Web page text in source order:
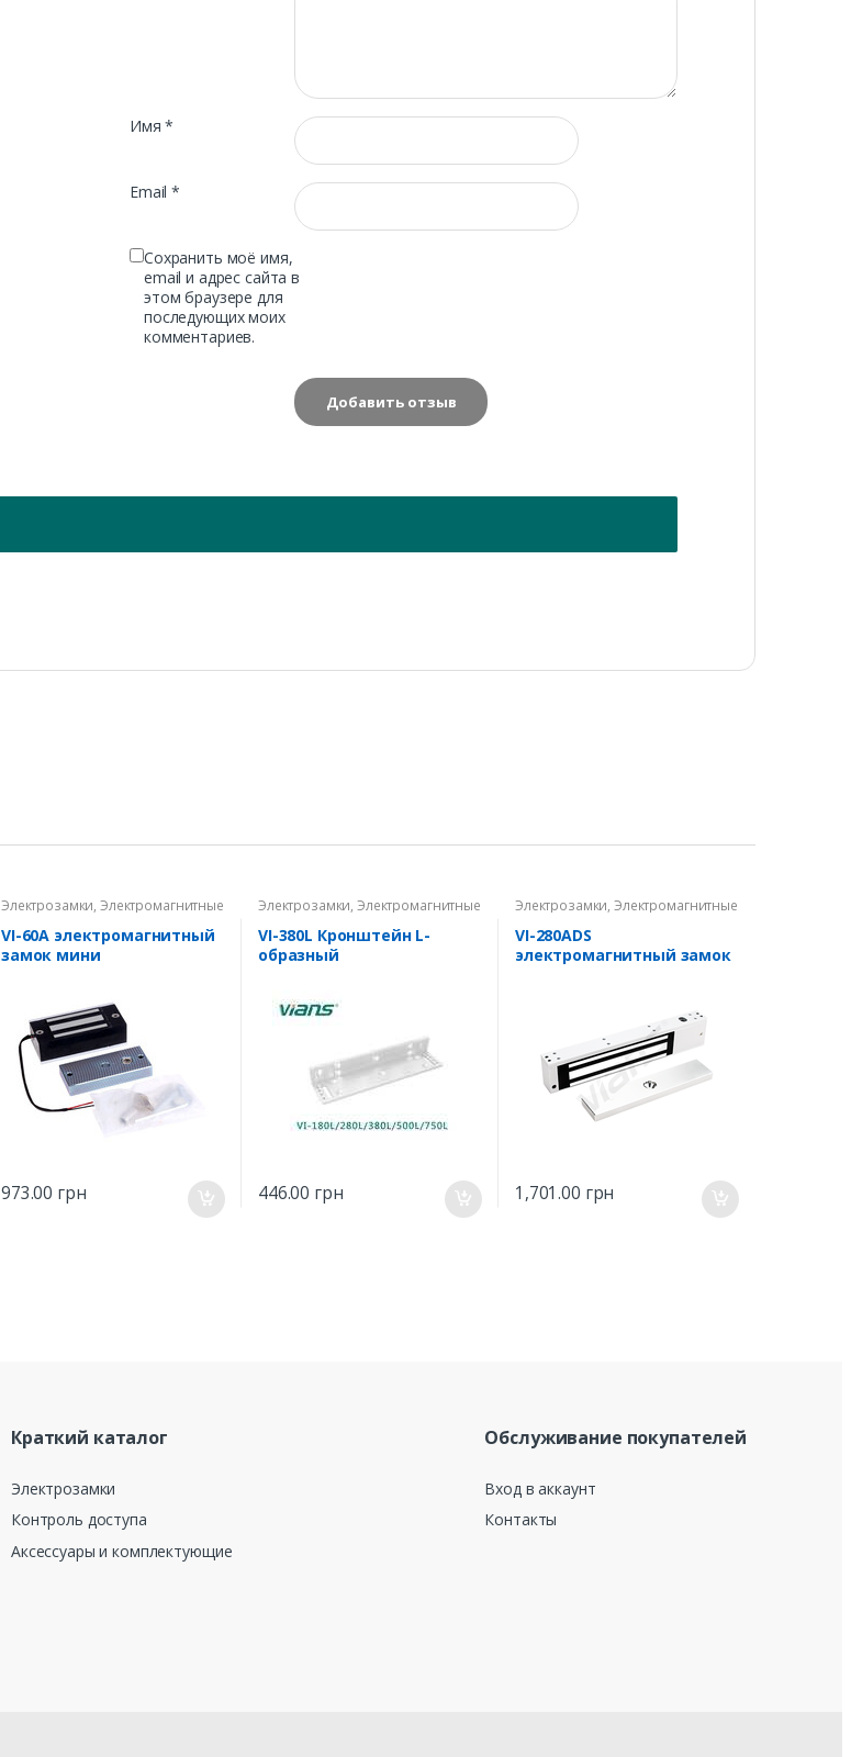
Имя*
Email*
Сохранить моё имя,
email и адрес сайта в
этом браузере для
последующих моих
комментариев.
Электрозамки,Электромагнитные
замки
VI-60A электромагнитный
замок мини
973.00 грн
Электрозамки,Электромагнитные
замки
VI-380L Кронштейн L-
образный
446.00 грн
Электрозамки,Электромагнитные
замки
VI-280ADS
электромагнитный замок
1,701.00 грн
Краткий каталог
Электрозамки
Контроль доступа
Аксессуары и комплектующие
Обслуживание покупателей
Вход в аккаунт
Контакты